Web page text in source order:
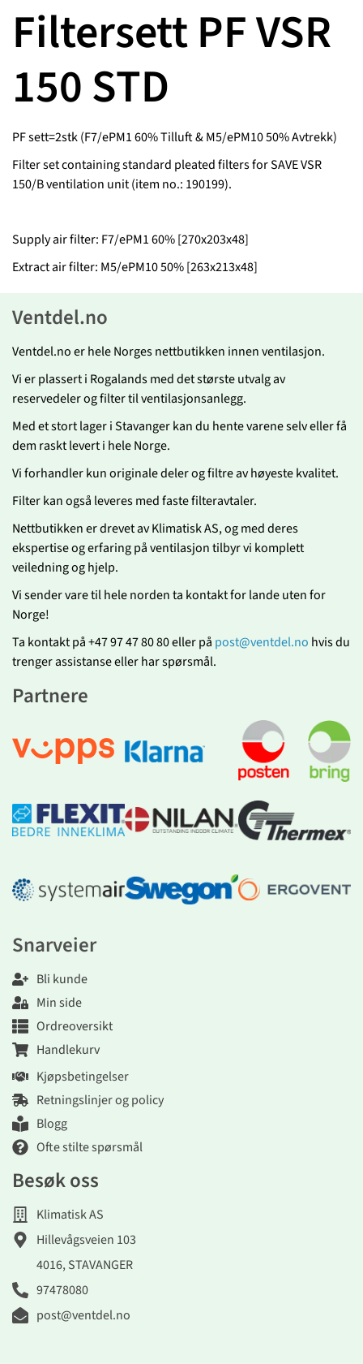
Filtersett PF VSR
150 STD
PF sett=2stk (F7/ePM1 60% Tilluft & M5/ePM10 50% Avtrekk)
Filter set containing standard pleated filters for SAVE VSR
150/B ventilation unit (item no.: 190199).
Supply air filter: F7/ePM1 60% [270x203x48]
Extract air filter: M5/ePM10 50% [263x213x48]
Ventdel.no
Ventdel.no er hele Norges nettbutikken innen ventilasjon.
Vi er plassert i Rogalands med det største utvalg av
reservedeler og filter til ventilasjonsanlegg.
Med et stort lager i Stavanger kan du hente varene selv eller få
dem raskt levert i hele Norge.
Vi forhandler kun originale deler og filtre av høyeste kvalitet.
Filter kan også leveres med faste filteravtaler.
Nettbutikken er drevet av Klimatisk AS, og med deres
ekspertise og erfaring på ventilasjon tilbyr vi komplett
veiledning og hjelp.
Vi sender vare til hele norden ta kontakt for lande uten for
Norge!
Ta kontakt på +47 97 47 80 80 eller på post@ventdel.no hvis du
trenger assistanse eller har spørsmål.
Partnere
Snarveier
Bli kunde
Min side
Ordreoversikt
Handlekurv
Kjøpsbetingelser
Retningslinjer og policy
Blogg
Ofte stilte spørsmål
Besøk oss
Klimatisk AS
Hillevågsveien 103
4016, STAVANGER
97478080
post@ventdel.no